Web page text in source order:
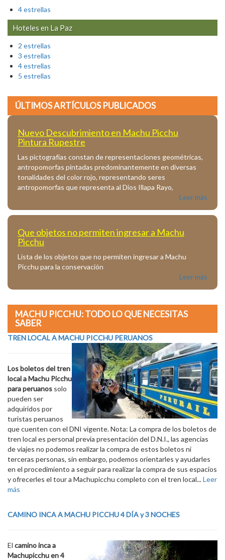
4 estrellas
Hoteles en La Paz
2 estrellas
3 estrellas
4 estrellas
5 estrellas
ÚLTIMOS ARTÍCULOS PUBLICADOS
Nuevo Descubrimiento en Machu Picchu
Pintura Rupestre
Las pictografías constan de representaciones geométricas,
antropomorfas pintadas predominantemente en diversas
tonalidades del color rojo, representando seres
antropomorfas que representa al Dios Illapa Rayo,
Leer más
Que objetos no permiten ingresar a Machu
Picchu
Lista de los objetos que no permiten ingresar a Machu
Picchu para la conservación
Leer más
MACHU PICCHU: TODO LO QUE NECESITAS
SABER
TREN LOCAL A MACHU PICCHU PERUANOS
Los boletos del tren
local a Machu Picchu
para peruanos solo
pueden ser
adquiridos por
turistas peruanos
que cuenten con el DNI vigente. Nota: La compra de los boletos de
tren local es personal previa presentación del D.N.I., las agencias
de viajes no podemos realizar la compra de estos boletos ni
terceras personas, sin embargo, podemos orientarles y ayudarles
en el procedimiento a seguir para realizar la compra de sus espacios
y ofrecerles el tour a Machupicchu completo con el tren local...Leer
más
CAMINO INCA A MACHU PICCHU 4 DÍA y 3 NOCHES
El camino inca a
Machupicchu en 4